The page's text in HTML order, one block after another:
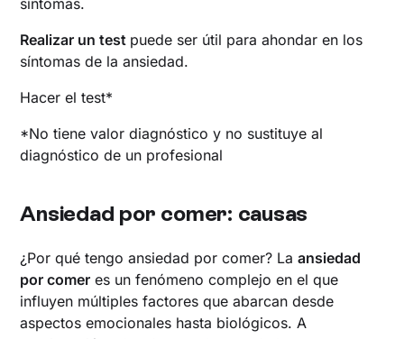
Realizar un test puede ser útil para ahondar en los
síntomas de la ansiedad.
Hacer el test*
*No tiene valor diagnóstico y no sustituye al
diagnóstico de un profesional
Ansiedad por comer: causas
¿Por qué tengo ansiedad por comer? Laansiedad
por comer es un fenómeno complejo en el que
influyen múltiples factores que abarcan desde
aspectos emocionales hasta biológicos. A